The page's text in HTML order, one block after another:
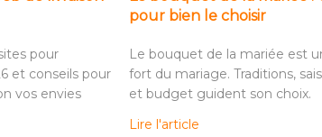
pour
et conseils pour
vos envies
pour bien le choisir
Le bouquet de la mariée est
fort du mariage. Traditions,
et budget guident son choix.
Lire l'article